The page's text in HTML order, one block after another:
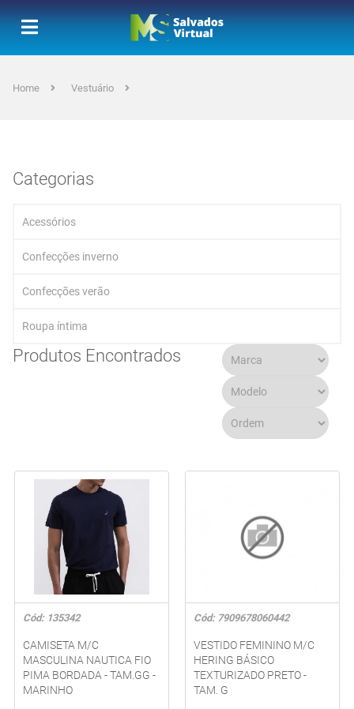
Home Vestuário
Categorias
Acessórios
Confecções inverno
Confecções verão
Roupa íntima
Produtos Encontrados
Cód: 135342
CAMISETA M/C
MASCULINA NAUTICA FIO
PIMA BORDADA - TAM.GG -
MARINHO
Cód: 7909678060442
VESTIDO FEMININO M/C
HERING BÁSICO
TEXTURIZADO PRETO -
TAM. G